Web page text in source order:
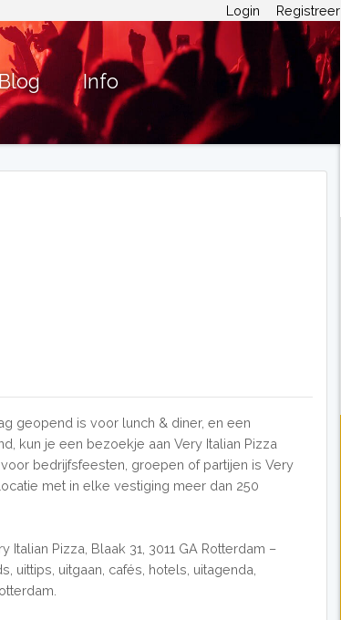
Login Registreer
Blog Info
geopend is voor lunch & diner, en een
kun je een bezoekje aan Very Italian Pizza
bedrijfsfeesten, groepen of partijen is Very
met in elke vestiging meer dan 250
Italian Pizza, Blaak 31, 3011 GA Rotterdam –
uittips, uitgaan, cafés, hotels, uitagenda,